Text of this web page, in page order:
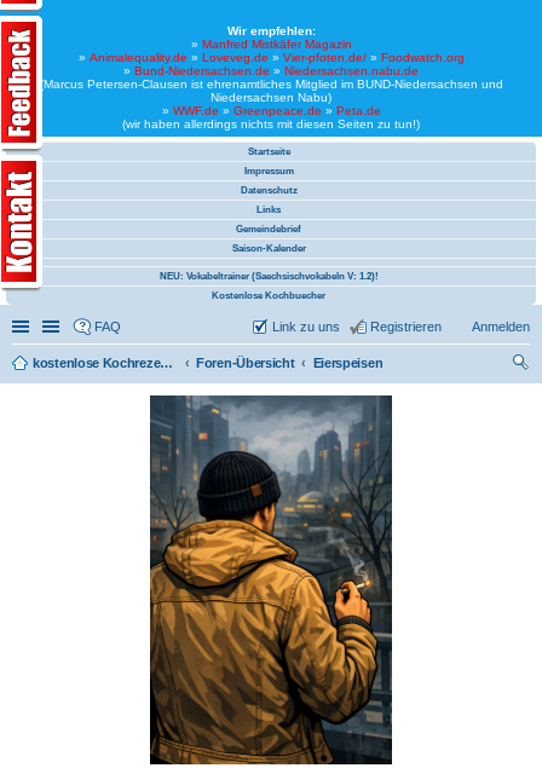
Wir empfehlen:
» Manfred Mistkäfer Magazin
» Animalequality.de » Loveveg.de » Vier-pfoten.de/» Foodwatch.org
» Bund-Niedersachsen.de » Niedersachsen.nabu.de
(Marcus Petersen-Clausen ist ehrenamtliches Mitglied im BUND-Niedersachsen und
Niedersachsen Nabu)
» WWF.de » Greenpeace.de » Peta.de
(wir haben allerdings nichts mit diesen Seiten zu tun!)
Startseite
Impressum
Datenschutz
Links
Gemeindebrief
Saison-Kalender
NEU: Vokabeltrainer (Saechsischvokabeln V: 1.2)!
Kostenlose Kochbuecher
Schnellzugriff
Linkliste
FAQ Anmelden
Registrieren
Link zu uns
kostenlose Kochrezepte und kostenlose Kochbücher Foren-Übersicht
Eierspeisen